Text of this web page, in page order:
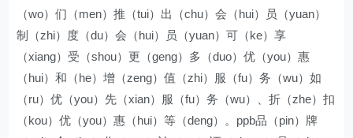
（wo）们（men）推（tui）出（chu）会（hui）员（yuan）
制（zhi）度（du）会（hui）员（yuan）可（ke）享
（xiang）受（shou）更（geng）多（duo）优（you）惠
（hui）和（he）增（zeng）值（zhi）服（fu）务（wu）如
（ru）优（you）先（xian）服（fu）务（wu）、折（zhe）扣
（kou）优（you）惠（hui）等（deng）。ppb品（pin）牌